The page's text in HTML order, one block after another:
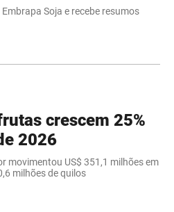
Soja e recebe resumos
crescem 25%
2026
movimentou US$ 351,1 milhões em
milhões de quilos